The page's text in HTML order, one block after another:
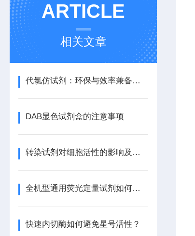
ARTICLE
相关文章
代氯仿试剂：环保与效率兼备的理想选择
DAB显色试剂盒的注意事项
转染试剂对细胞活性的影响及其优化方法
全机型通用荧光定量试剂如何自动匹配不同仪器的荧光通道？
快速内切酶如何避免星号活性？